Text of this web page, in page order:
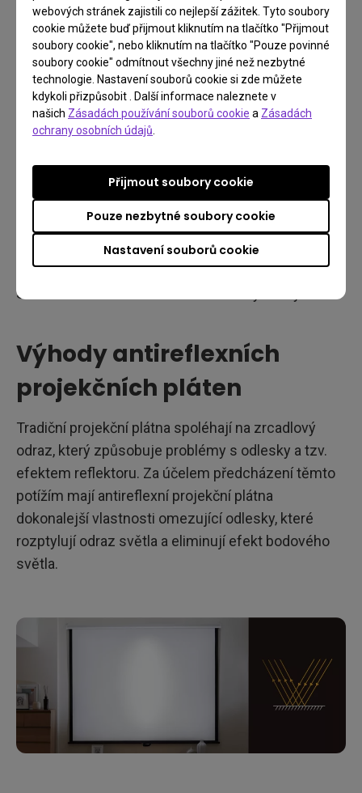
webových stránek zajistili co nejlepší zážitek. Tyto soubory
cookie můžete buď přijmout kliknutím na tlačítko "Přijmout
soubory cookie", nebo kliknutím na tlačítko "Pouze povinné
soubory cookie" odmítnout všechny jiné než nezbytné
technologie. Nastavení souborů cookie si zde můžete
kdykoli přizpůsobit . Další informace naleznete v
našich Zásadách používání souborů cookie a Zásadách
ochrany osobních údajů
Nastavení souborů cookie
Pouze nezbytné soubory cookie
Přijmout soubory cookie
Struktura černobílé lineární Fresnelovy čočky
Výhody antireflexních
projekčních pláten
Tradiční projekční plátna spoléhají na zrcadlový
odraz, který způsobuje problémy s odlesky a tzv.
efektem reflektoru. Za účelem předcházení těmto
potížím mají antireflexní projekční plátna
dokonalejší vlastnosti omezující odlesky, které
rozptylují odraz světla a eliminují efekt bodového
světla.